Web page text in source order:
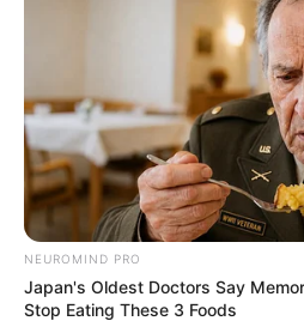
NEUROMIND PRO
Japan's Oldest Doctors Say
Stop Eating These 3 Foods